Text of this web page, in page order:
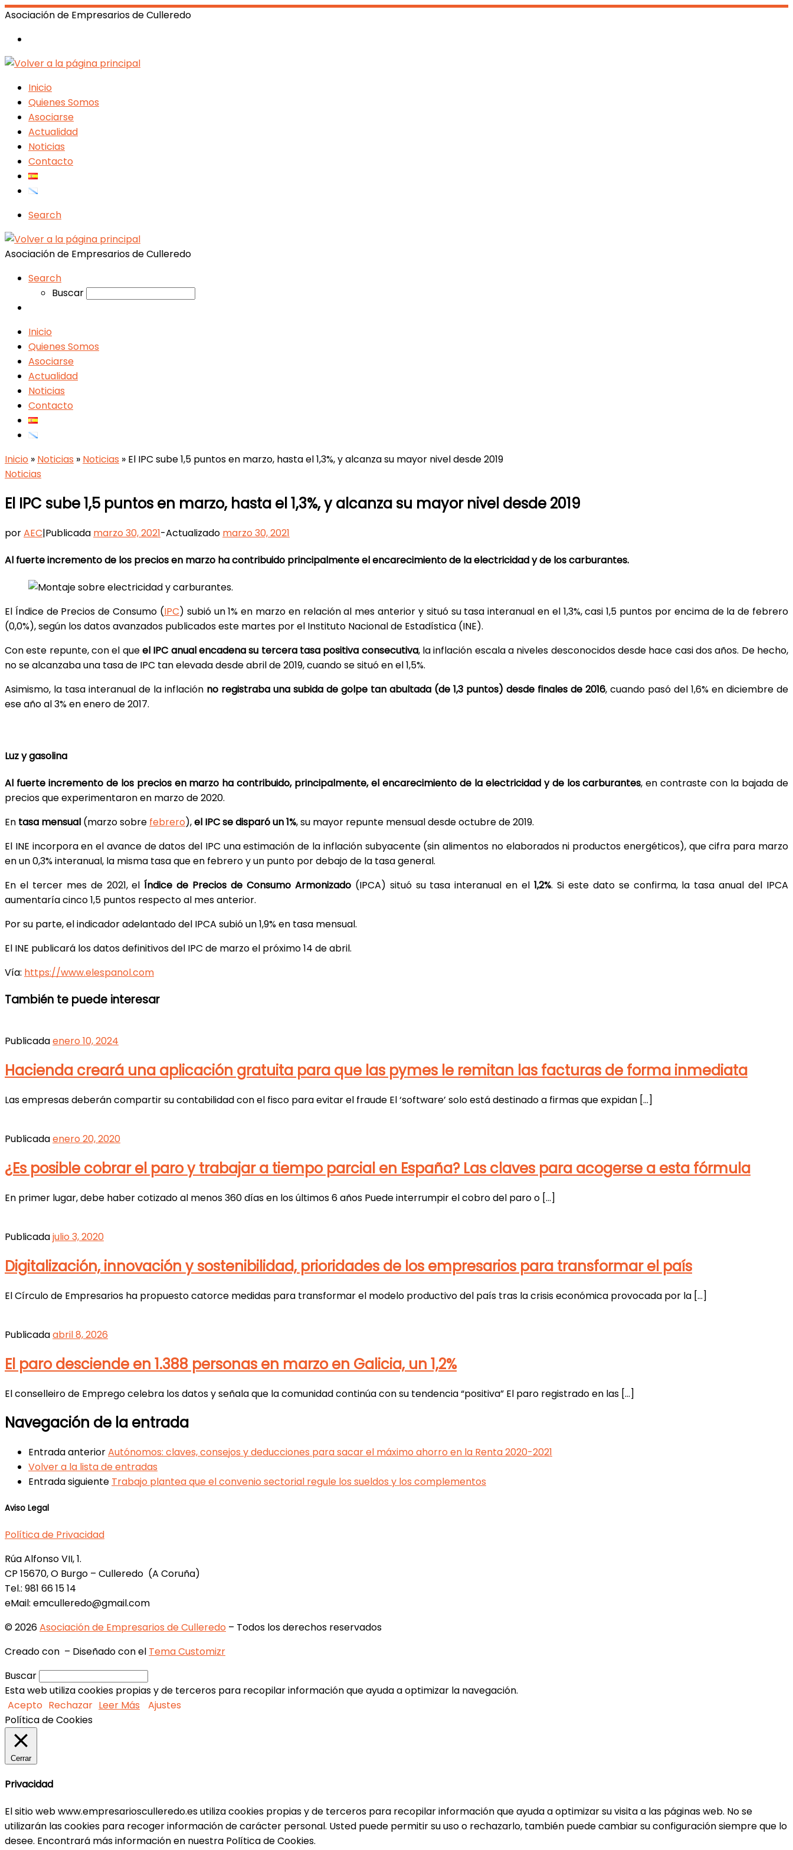
Asociación de Empresarios de Culleredo
Inicio
Quienes Somos
Asociarse
Actualidad
Noticias
Contacto
Search
Asociación de Empresarios de Culleredo
Search
Buscar
Inicio
Quienes Somos
Asociarse
Actualidad
Noticias
Contacto
Inicio » Noticias » Noticias » El IPC sube 1,5 puntos en marzo, hasta el 1,3%, y alcanza su mayor nivel desde 2019
Noticias
El IPC sube 1,5 puntos en marzo, hasta el 1,3%, y alcanza su mayor nivel desde 2019
porAEC|Publicada marzo 30, 2021-Actualizado marzo 30, 2021
Al fuerte incremento de los precios en marzo ha contribuido principalmente el encarecimiento de la electricidad y de los carburantes.
El Índice de Precios de Consumo (IPC) subió un 1% en marzo en relación al mes anterior y situó su tasa interanual en el 1,3%, casi 1,5 puntos por encima de la de febrero
(0,0%), según los datos avanzados publicados este martes por el Instituto Nacional de Estadística (INE).
Con este repunte, con el queel IPC anual encadena su tercera tasa positiva consecutiva, la inflación escala a niveles desconocidos desde hace casi dos años. De hecho,
no se alcanzaba una tasa de IPC tan elevada desde abril de 2019, cuando se situó en el 1,5%.
Asimismo, la tasa interanual de la inflación no registraba una subida de golpe tan abultada (de 1,3 puntos) desde finales de 2016, cuando pasó del 1,6% en diciembre de
ese año al 3% en enero de 2017.
Luz y gasolina
Al fuerte incremento de los precios en marzo ha contribuido, principalmente, el encarecimiento de la electricidad y de los carburantes, en contraste con la bajada de
precios que experimentaron en marzo de 2020.
En tasa mensual (marzo sobre febrero),el IPC se disparó un 1%, su mayor repunte mensual desde octubre de 2019.
El INE incorpora en el avance de datos del IPC una estimación de la inflación subyacente (sin alimentos no elaborados ni productos energéticos), que cifra para marzo
en un 0,3% interanual, la misma tasa que en febrero y un punto por debajo de la tasa general.
En el tercer mes de 2021, elÍndice de Precios de Consumo Armonizado(IPCA) situó su tasa interanual en el1,2%. Si este dato se confirma, la tasa anual del IPCA
aumentaría cinco 1,5 puntos respecto al mes anterior.
Por su parte, el indicador adelantado del IPCA subió un 1,9% en tasa mensual.
El INE publicará los datos definitivos del IPC de marzo el próximo 14 de abril.
Vía: https://www.elespanol.com
También te puede interesar
Publicadaenero 10, 2024
Hacienda creará una aplicación gratuita para que las pymes le remitan las facturas de forma inmediata
Las empresas deberán compartir su contabilidad con el fisco para evitar el fraude El ‘software’ solo está destinado a firmas que expidan […]
Publicadaenero 20, 2020
¿Es posible cobrar el paro y trabajar a tiempo parcial en España? Las claves para acogerse a esta fórmula
En primer lugar, debe haber cotizado al menos 360 días en los últimos 6 años Puede interrumpir el cobro del paro o […]
Publicadajulio 3, 2020
Digitalización, innovación y sostenibilidad, prioridades de los empresarios para transformar el país
El Círculo de Empresarios ha propuesto catorce medidas para transformar el modelo productivo del país tras la crisis económica provocada por la […]
Publicadaabril 8, 2026
El paro desciende en 1.388 personas en marzo en Galicia, un 1,2%
El conselleiro de Emprego celebra los datos y señala que la comunidad continúa con su tendencia “positiva” El paro registrado en las […]
Navegación de la entrada
Entrada anteriorAutónomos: claves, consejos y deducciones para sacar el máximo ahorro en la Renta 2020-2021
Volver a la lista de entradas
Entrada siguiente Trabajo plantea que el convenio sectorial regule los sueldos y los complementos
Aviso Legal
Política de Privacidad
Rúa Alfonso VII, 1.
CP 15670, O Burgo – Culleredo (A Coruña)
Tel.: 981 66 15 14
eMail: emculleredo@gmail.com
© 2026Asociación de Empresarios de Culleredo – Todos los derechos reservados
Creado con – Diseñado con el Tema Customizr
Buscar
Esta web utiliza cookies propias y de terceros para recopilar información que ayuda a optimizar la navegación.
Acepto Rechazar Leer Más
Ajustes
Política de Cookies
Cerrar
Privacidad
El sitio web www.empresariosculleredo.es utiliza cookies propias y de terceros para recopilar información que ayuda a optimizar su visita a las páginas web. No se
utilizarán las cookies para recoger información de carácter personal. Usted puede permitir su uso o rechazarlo, también puede cambiar su configuración siempre que lo
desee. Encontrará más información en nuestra Política de Cookies.